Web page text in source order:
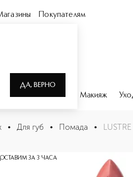
ДА, ВЕРНО
Покупателям
Парфюмерия Макияж
помада
• Для губ • Помада •
ЗА 3 ЧАСА